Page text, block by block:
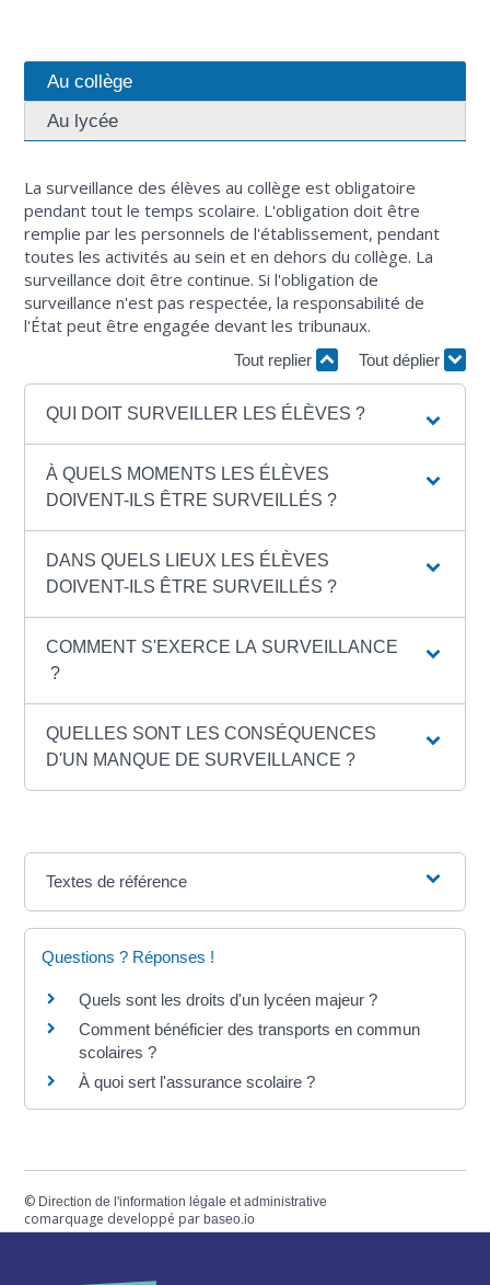
Au collège
Au lycée
La surveillance des élèves au collège est obligatoire
pendant tout le temps scolaire. L'obligation doit être
remplie par les personnels de l'établissement, pendant
toutes les activités au sein et en dehors du collège. La
surveillance doit être continue. Si l'obligation de
surveillance n'est pas respectée, la responsabilité de
l'État peut être engagée devant les tribunaux.
Tout replier Tout déplier
QUI DOIT SURVEILLER LES ÉLÈVES ?
À QUELS MOMENTS LES ÉLÈVES
DOIVENT-ILS ÊTRE SURVEILLÉS ?
DANS QUELS LIEUX LES ÉLÈVES
DOIVENT-ILS ÊTRE SURVEILLÉS ?
COMMENT S'EXERCE LA SURVEILLANCE
?
QUELLES SONT LES CONSÉQUENCES
D'UN MANQUE DE SURVEILLANCE ?
Textes de référence
Questions ? Réponses !
Quels sont les droits d'un lycéen majeur ?
Comment bénéficier des transports en commun
scolaires ?
À quoi sert l'assurance scolaire ?
© Direction de l'information légale et administrative
comarquage developpé parbaseo.io